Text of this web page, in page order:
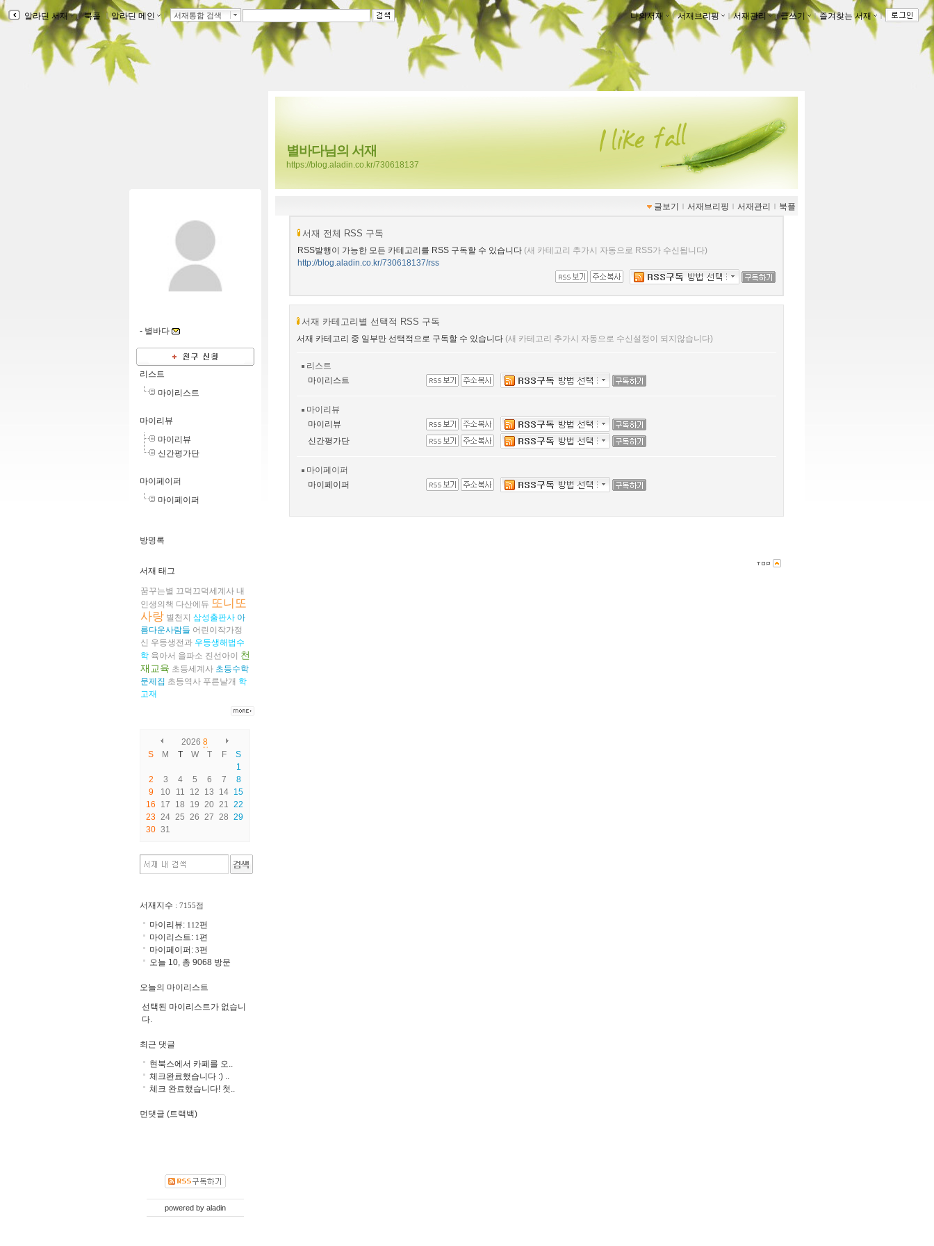
알라딘 서재 ｌ북플 ｌ알라딘 메인 ｌ 서재통합 검색 나의서재 ｌ서재브리핑 ｌ서재관리 ｌ글쓰기 ｌ즐겨찾는 서재 ｌ
별바다님의 서재
https://blog.aladin.co.kr/730618137
글보기 ｌ 서재브리핑 ｌ 서재관리 ｌ 북플
서재 전체 RSS 구독
RSS발행이 가능한 모든 카테고리를 RSS 구독할 수 있습니다 (새 카테고리 추가시 자동으로 RSS가 수신됩니다)
http://blog.aladin.co.kr/730618137/rss
서재 카테고리별 선택적 RSS 구독
서재 카테고리 중 일부만 선택적으로 구독할 수 있습니다 (새 카테고리 추가시 자동으로 수신설정이 되지않습니다)
리스트
마이리스트
마이리뷰
마이리뷰
신간평가단
마이페이퍼
마이페이퍼
- 별바다
리스트
마이리스트
마이리뷰
마이리뷰
신간평가단
마이페이퍼
마이페이퍼
방명록
서재 태그
꿈꾸는별 끄덕끄덕세계사 내
인생의책 다산에듀 또니또
사랑 별천지 삼성출판사 아
름다운사람들 어린이작가정
신 우등생전과 우등생해법수
학 육아서 을파소 진선아이
천
재교육 초등세계사 초등수학
문제집 초등역사 푸른날개 학
고재
2026 8
S
M T W T F
S
1
2
3 4 5 6 7
8
9
10 11 12 13 14 15
16
17 18 19 20 21 22
23 24 25 26 27 28 29
30 31
서재지수 : 7155점
마이리뷰: 112편
마이리스트: 1편
마이페이퍼: 3편
오늘 10, 총 9068 방문
오늘의 마이리스트
선택된 마이리스트가 없습니
다.
최근 댓글
현북스에서 카페를 오..
체크완료했습니다 :) ..
체크 완료했습니다! 첫..
먼댓글 (트랙백)
powered by aladin